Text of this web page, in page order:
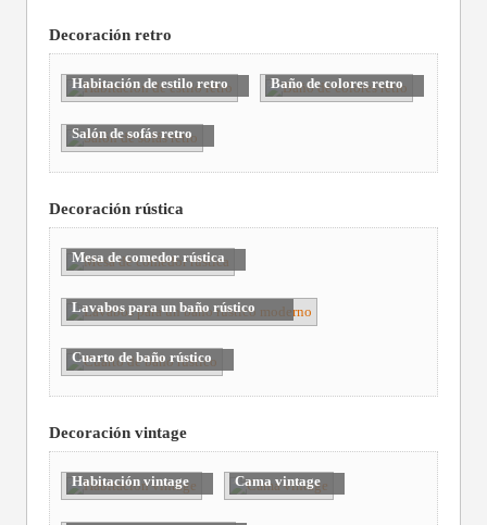
Decoración retro
Habitación de estilo retro Baño de colores retro
Salón de sofás retro
Decoración rústica
Mesa de comedor rústica
Lavabos para un baño rústico
moderno
Cuarto de baño rústico
Decoración vintage
Habitación vintage Cama vintage